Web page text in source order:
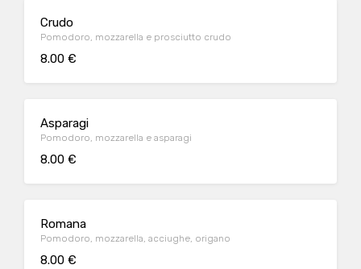
Crudo
Pomodoro, mozzarella e prosciutto crudo
8.00 €
Asparagi
Pomodoro, mozzarella e asparagi
8.00 €
Romana
Pomodoro, mozzarella, acciughe, origano
8.00 €